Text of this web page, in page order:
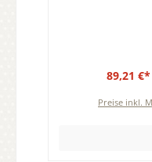
89,21 €*
Preise inkl.